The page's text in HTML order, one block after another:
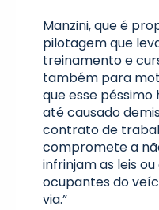
Manzini, que é
pilotagem que
treinamento e
também para
que esse
até causado
contrato de
compromete a
infrinjam as leis
ocupantes do
via.”